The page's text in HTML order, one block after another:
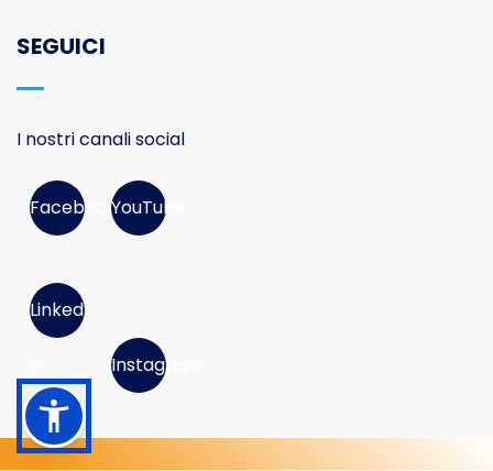
SEGUICI
I nostri canali social
FacebookYouTube
Linked
Instagram